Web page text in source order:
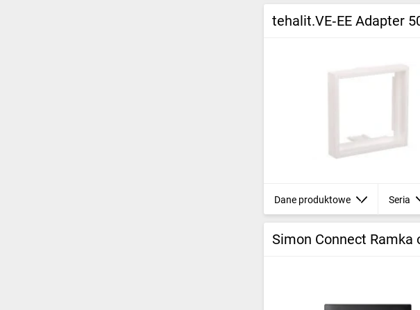
tehalit.VE‑EE Adapter
Dane produktowe Seria
Simon Connect Ramka